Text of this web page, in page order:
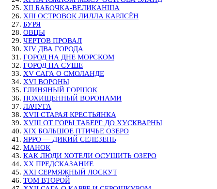
XII БАБОЧКА-ВЕЛИКАНША
XIII ОСТРОВОК ЛИЛЛА КАРЛСЁН
БУРЯ
ОВЦЫ
ЧЕРТОВ ПРОВАЛ
XIV ДВА ГОРОДА
ГОРОД НА ДНЕ МОРСКОМ
ГОРОД НА СУШЕ
XV САГА О СМОЛАНДЕ
XVI ВОРОНЫ
ГЛИНЯНЫЙ ГОРШОК
ПОХИЩЕННЫЙ ВОРОНАМИ
ЛАЧУГА
XVII СТАРАЯ КРЕСТЬЯНКА
XVIII ОТ ГОРЫ ТАБЕРГ ДО ХУСКВАРНЫ
XIX БОЛЬШОЕ ПТИЧЬЕ ОЗЕРО
ЯРРО — ДИКИЙ СЕЛЕЗЕНЬ
МАНОК
КАК ЛЮДИ ХОТЕЛИ ОСУШИТЬ ОЗЕРО
XX ПРЕДСКАЗАНИЕ
XXI СЕРМЯЖНЫЙ ЛОСКУТ
ТОМ ВТОРОЙ